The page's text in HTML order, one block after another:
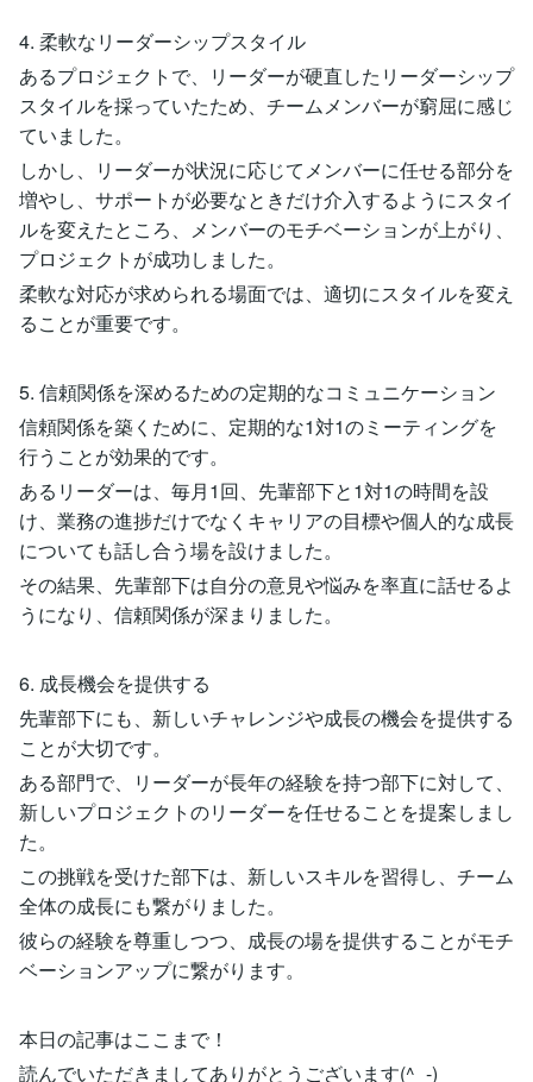
4. 柔軟なリーダーシップスタイル
あるプロジェクトで、リーダーが硬直したリーダーシップ
スタイルを採っていたため、チームメンバーが窮屈に感じ
ていました。
しかし、リーダーが状況に応じてメンバーに任せる部分を
増やし、サポートが必要なときだけ介入するようにスタイ
ルを変えたところ、メンバーのモチベーションが上がり、
プロジェクトが成功しました。
柔軟な対応が求められる場面では、適切にスタイルを変え
ることが重要です。
5. 信頼関係を深めるための定期的なコミュニケーション
信頼関係を築くために、定期的な1対1のミーティングを
行うことが効果的です。
あるリーダーは、毎月1回、先輩部下と1対1の時間を設
け、業務の進捗だけでなくキャリアの目標や個人的な成長
についても話し合う場を設けました。
その結果、先輩部下は自分の意見や悩みを率直に話せるよ
うになり、信頼関係が深まりました。
6. 成長機会を提供する
先輩部下にも、新しいチャレンジや成長の機会を提供する
ことが大切です。
ある部門で、リーダーが長年の経験を持つ部下に対して、
新しいプロジェクトのリーダーを任せることを提案しまし
た。
この挑戦を受けた部下は、新しいスキルを習得し、チーム
全体の成長にも繋がりました。
彼らの経験を尊重しつつ、成長の場を提供することがモチ
ベーションアップに繋がります。
本日の記事はここまで！
読んでいただきましてありがとうございます(^_-)